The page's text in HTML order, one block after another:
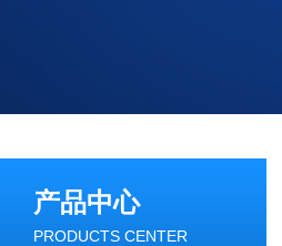
产品中心
PRODUCTS CENTER